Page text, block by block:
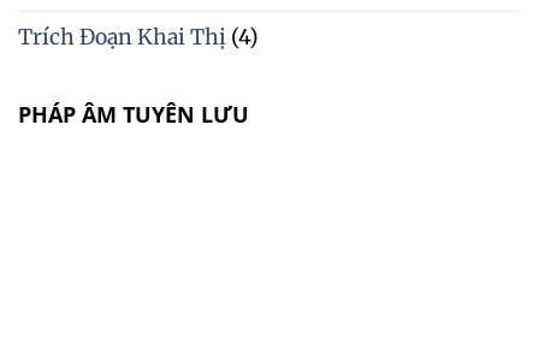
Trích Đoạn Khai Thị (4)
PHÁP ÂM TUYÊN LƯU